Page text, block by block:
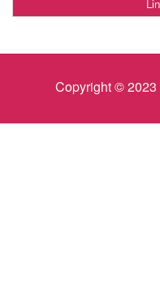
Copyright ©